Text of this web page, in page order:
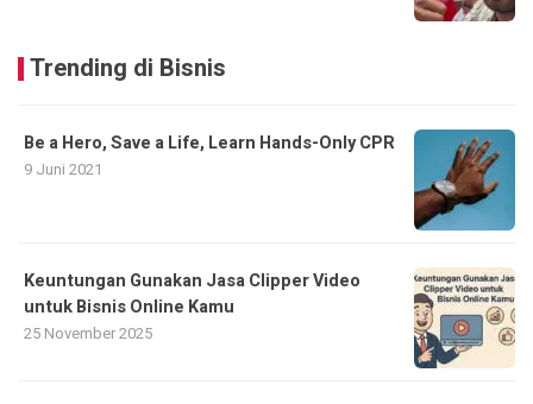
Trending di Bisnis
Be a Hero, Save a Life, Learn Hands-Only CPR
9 Juni 2021
Keuntungan Gunakan Jasa Clipper Video
untuk Bisnis Online Kamu
25 November 2025